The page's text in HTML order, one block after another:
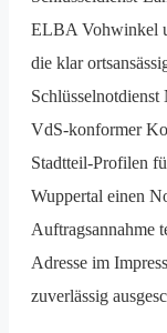
ELBA Vohwinkel
die klar
VdS-konformer
Stadtteil-Profilen
Wuppertal einen
Auftrags­annahme
Adresse im
zuverlässig